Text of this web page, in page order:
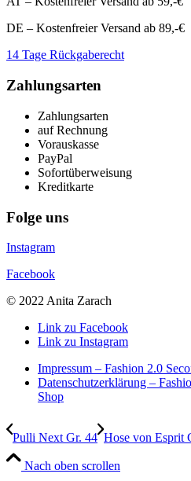
DE – Kostenfreier Versand ab 89,-€
14 Tage Rückgaberecht
Zahlungsarten
Zahlungsarten
auf Rechnung
Vorauskasse
PayPal
Sofortüberweisung
Kreditkarte
Folge uns
Instagram
Facebook
© 2022 Anita Zarach
Link zu Facebook
Link zu Instagram
Impressum – Fashion 2.0
Datenschutzerklärung –
Shop
Pulli Next Gr. 44 Hose von Esprit
Nach oben scrollen